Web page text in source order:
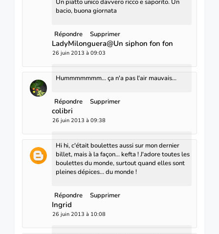
Un piatto unico davvero ricco e saporito. Un
bacio, buona giornata
Répondre Supprimer
LadyMilonguera@Un siphon fon fon
26 juin 2013 à 09:03
Hummmmmmm... ça n'a pas l'air mauvais...
Répondre Supprimer
colibri
26 juin 2013 à 09:38
Hi hi, c'était boulettes aussi sur mon dernier
billet, mais à la façon... kefta ! J'adore toutes les
boulettes du monde, surtout quand elles sont
pleines dépices... du monde !
Répondre Supprimer
Ingrid
26 juin 2013 à 10:08